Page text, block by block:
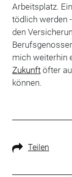
Arbeitsplatz.
tödlich werden
den
mich weiterhin
Zukunftöfter
können.
Teilen